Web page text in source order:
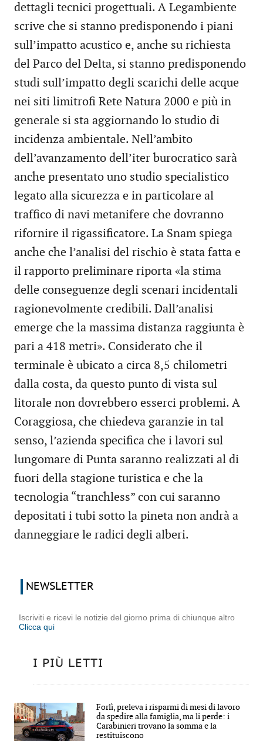
dettagli tecnici progettuali. A Legambiente
scrive che si stanno predisponendo i piani
sull’impatto acustico e, anche su richiesta
del Parco del Delta, si stanno predisponendo
studi sull’impatto degli scarichi delle acque
nei siti limitrofi Rete Natura 2000 e più in
generale si sta aggiornando lo studio di
incidenza ambientale. Nell’ambito
dell’avanzamento dell’iter burocratico sarà
anche presentato uno studio specialistico
legato alla sicurezza e in particolare al
traffico di navi metanifere che dovranno
rifornire il rigassificatore. La Snam spiega
anche che l’analisi del rischio è stata fatta e
il rapporto preliminare riporta «la stima
delle conseguenze degli scenari incidentali
ragionevolmente credibili. Dall’analisi
emerge che la massima distanza raggiunta è
pari a 418 metri». Considerato che il
terminale è ubicato a circa 8,5 chilometri
dalla costa, da questo punto di vista sul
litorale non dovrebbero esserci problemi. A
Coraggiosa, che chiedeva garanzie in tal
senso, l’azienda specifica che i lavori sul
lungomare di Punta saranno realizzati al di
fuori della stagione turistica e che la
tecnologia “tranchless” con cui saranno
depositati i tubi sotto la pineta non andrà a
danneggiare le radici degli alberi.
NEWSLETTER
Iscriviti e ricevi le notizie del giorno prima di chiunque altro
Clicca qui
I PIÙ LETTI
Forlì, preleva i risparmi di mesi di lavoro
da spedire alla famiglia, ma li perde: i
Carabinieri trovano la somma e la
restituiscono